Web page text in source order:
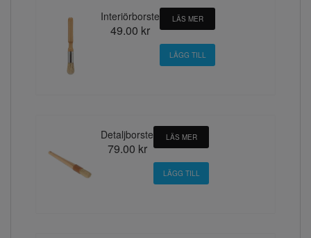
Interiörborste
49.00 kr
LÄS MER
Detaljborste
79.00 kr
LÄS MER